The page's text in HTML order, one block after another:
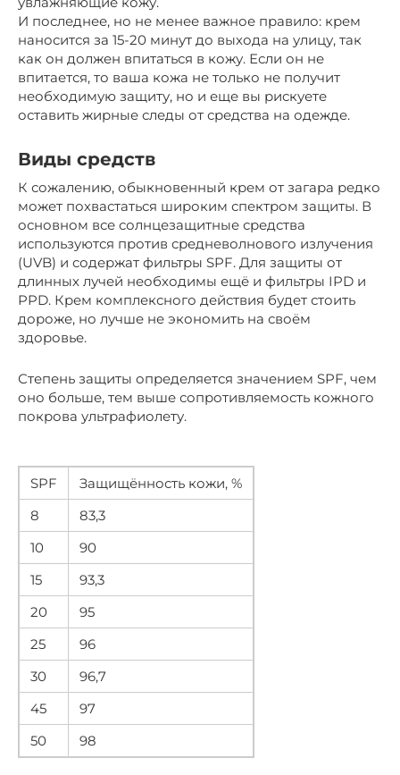
И последнее, но не менее важное правило: крем
наносится за 15-20 минут до выхода на улицу, так
как он должен впитаться в кожу. Если он не
впитается, то ваша кожа не только не получит
необходимую защиту, но и еще вы рискуете
оставить жирные следы от средства на одежде.
Виды средств
К сожалению, обыкновенный крем от загара редко
может похвастаться широким спектром защиты. В
основном все солнцезащитные средства
используются против средневолнового излучения
(UVB) и содержат фильтры SPF. Для защиты от
длинных лучей необходимы ещё и фильтры IPD и
PPD. Крем комплексного действия будет стоить
дороже, но лучше не экономить на своём
здоровье.
Степень защиты определяется значением SPF, чем
оно больше, тем выше сопротивляемость кожного
покрова ультрафиолету.
SPF
Защищённость кожи, %
8
83,3
10
90
15
93,3
20
95
25
96
30
96,7
45
97
50
98